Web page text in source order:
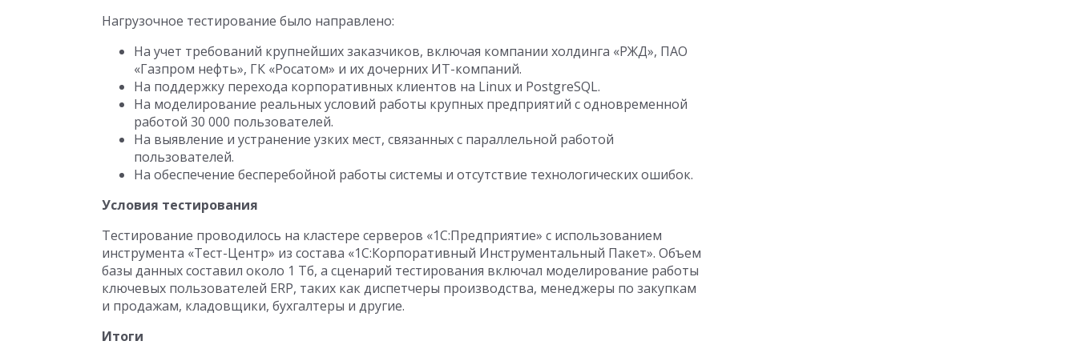
Нагрузочное тестирование было направлено:
На учет требований крупнейших заказчиков, включая компании холдинга «РЖД», ПАО
«Газпром нефть», ГК «Росатом» и их дочерних ИТ-компаний.
На поддержку перехода корпоративных клиентов на Linux и PostgreSQL.
На моделирование реальных условий работы крупных предприятий с одновременной
работой 30 000 пользователей.
На выявление и устранение узких мест, связанных с параллельной работой
пользователей.
На обеспечение бесперебойной работы системы и отсутствие технологических ошибок.
Условия тестирования
Тестирование проводилось на кластере серверов «1С:Предприятие» с использованием
инструмента «Тест-Центр» из состава «1С:Корпоративный Инструментальный Пакет». Объем
базы данных составил около 1 Тб, а сценарий тестирования включал моделирование работы
ключевых пользователей ERP, таких как диспетчеры производства, менеджеры по закупкам
и продажам, кладовщики, бухгалтеры и другие.
Итоги